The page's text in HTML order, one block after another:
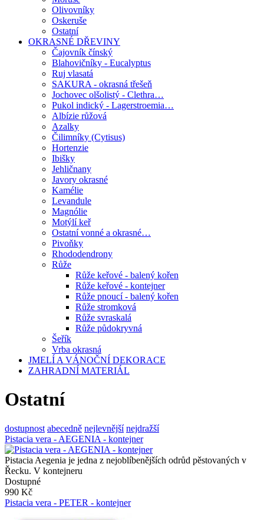
Olivovníky
Oskeruše
Ostatní
OKRASNÉ DŘEVINY
Čajovník čínský
Blahovičníky - Eucalyptus
Ruj vlasatá
SAKURA - okrasná třešeň
Jochovec olšolistý - Clethra…
Pukol indický - Lagerstroemia…
Albízie růžová
Azalky
Čilimníky (Cytisus)
Hortenzie
Ibišky
Jehličnany
Javory okrasné
Kamélie
Levandule
Magnólie
Motýlí keř
Ostatní vonné a okrasné…
Pivoňky
Rhododendrony
Růže
Růže keřové - balený kořen
Růže keřové - kontejner
Růže pnoucí - balený kořen
Růže stromková
Růže svraskalá
Růže půdokryvná
Šeřík
Vrba okrasná
JMELÍ A VÁNOČNÍ DEKORACE
ZAHRADNÍ MATERIÁL
Ostatní
dostupnost abecedně nejlevnější nejdražší
Pistacia vera - AEGENIA - kontejner
Pistacia Aegenia je jedna z nejoblíbenějších odrůd pěstovaných v
Řecku. V kontejneru
Dostupné
990 Kč
Pistacia vera - PETER - kontejner